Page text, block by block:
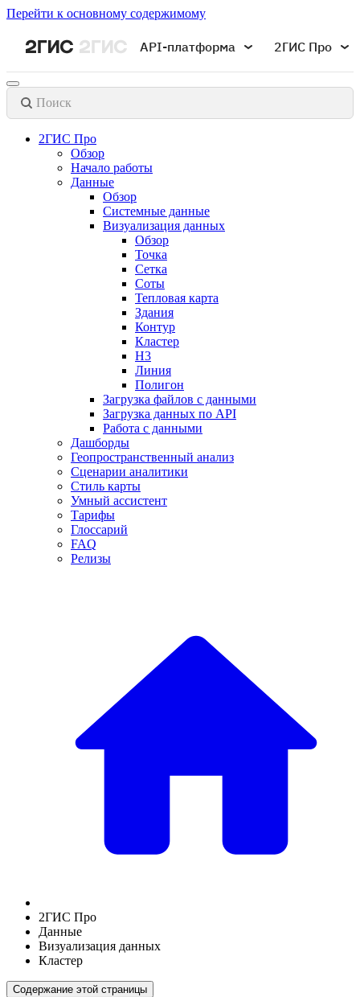
Перейти к основному содержимому
API-платформа 2ГИС Про
Поиск
2ГИС Про
Обзор
Начало работы
Данные
Обзор
Системные данные
Визуализация данных
Обзор
Точка
Сетка
Соты
Тепловая карта
Здания
Контур
Кластер
H3
Линия
Полигон
Загрузка файлов с данными
Загрузка данных по API
Работа с данными
Дашборды
Геопространственный анализ
Сценарии аналитики
Стиль карты
Умный ассистент
Тарифы
Глоссарий
FAQ
Релизы
2ГИС Про
Данные
Визуализация данных
Кластер
Содержание этой страницы